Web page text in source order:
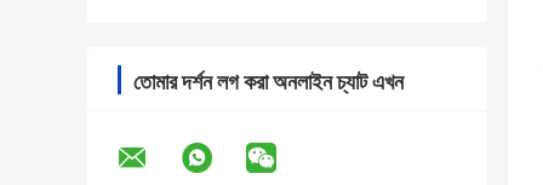
তোমার দর্শন লগ করা অনলাইন চ্যাট এখন